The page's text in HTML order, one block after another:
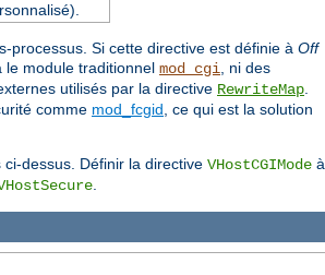
processus. Si cette directive est définie à Off
le module traditionnel mod_cgi , ni des
utilisés par la directive RewriteMap
comme mod_fcgid , ce qui est la solution
dessus. Définir la directive VHostCGIMode à